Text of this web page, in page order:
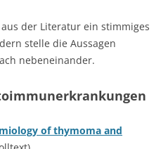
der Literatur ein stimmiges
stelle die Aussagen
nebeneinander.
of thymoma and